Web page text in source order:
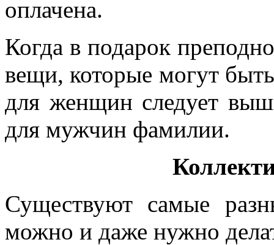
оплачена.
Когда в подарок
вещи, которые могут
для женщин следует
для мужчин фамилии.
Существуют самые
можно и даже нужно